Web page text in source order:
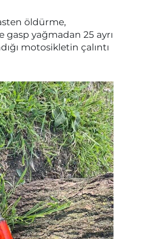
öldürme,
yağmadan 25 ayrı
motosikletin çalıntı